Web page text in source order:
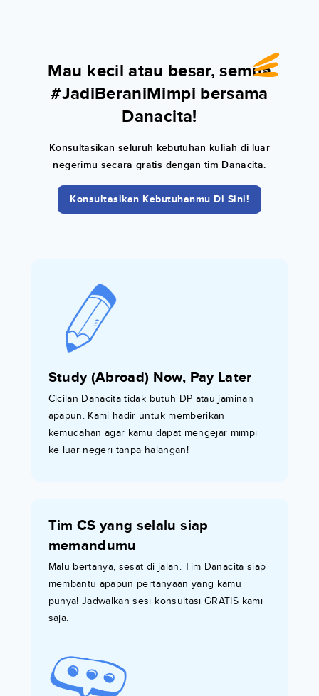
Mau kecil atau besar, semua
#JadiBeraniMimpi bersama
Danacita!
Konsultasikan seluruh kebutuhan kuliah di luar
negerimu secara gratis dengan tim Danacita.
Konsultasikan Kebutuhanmu Di Sini!
Study (Abroad) Now, Pay Later
Cicilan Danacita tidak butuh DP atau jaminan
apapun. Kami hadir untuk memberikan
kemudahan agar kamu dapat mengejar mimpi
ke luar negeri tanpa halangan!
Tim CS yang selalu siap
memandumu
Malu bertanya, sesat di jalan. Tim Danacita siap
membantu apapun pertanyaan yang kamu
punya! Jadwalkan sesi konsultasi GRATIS kami
saja.